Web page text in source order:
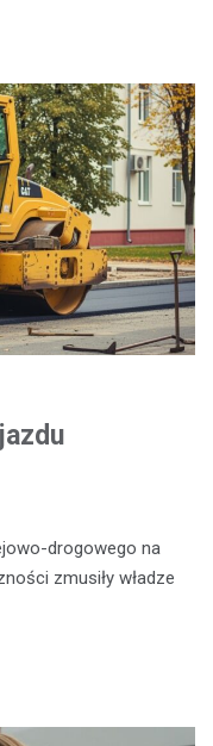
drogowego na
zmusiły władze